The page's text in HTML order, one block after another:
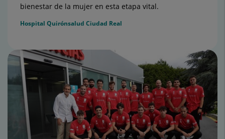
bienestar de la mujer en esta etapa vital.
Hospital Quirónsalud Ciudad Real